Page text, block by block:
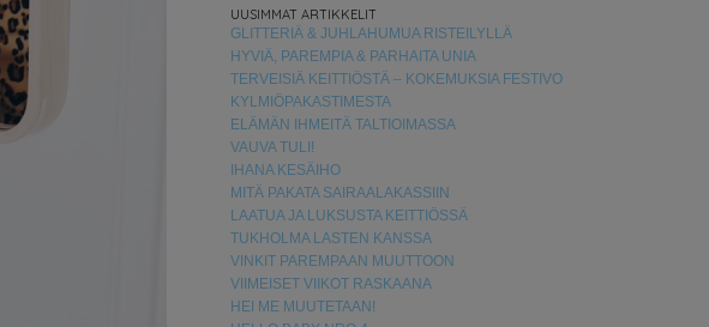
UUSIMMAT ARTIKKELIT
GLITTERIÄ & JUHLAHUMUA RISTEILYLLÄ
HYVIÄ, PAREMPIA & PARHAITA UNIA
TERVEISIÄ KEITTIÖSTÄ – KOKEMUKSIA FESTIVO
KYLMIÖPAKASTIMESTA
ELÄMÄN IHMEITÄ TALTIOIMASSA
VAUVA TULI!
IHANA KESÄIHO
MITÄ PAKATA SAIRAALAKASSIIN
LAATUA JA LUKSUSTA KEITTIÖSSÄ
TUKHOLMA LASTEN KANSSA
VINKIT PAREMPAAN MUUTTOON
VIIMEISET VIIKOT RASKAANA
HEI ME MUUTETAAN!